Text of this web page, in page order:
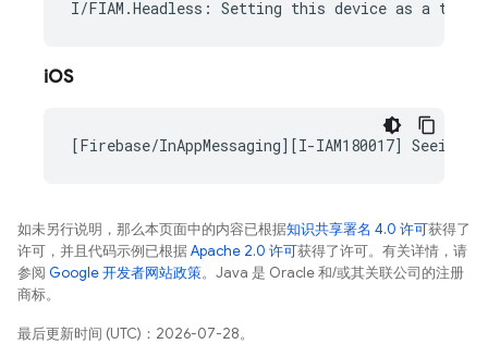
iOS
如未另行说明，那么本页面中的内容已根据知识共享署名 4.0 许可获得了
许可，并且代码示例已根据Apache 2.0 许可获得了许可。有关详情，请
参阅 Google 开发者网站政策。Java 是 Oracle 和/或其关联公司的注册
商标。
最后更新时间 (UTC)：2026-07-28。